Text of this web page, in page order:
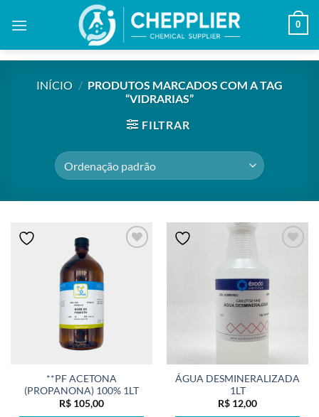
0
INÍCIO / PRODUTOS MARCADOS COM A TAG
“VIDRARIAS”
FILTRAR
**PF ACETONA
(PROPANONA) 100% 1LT
R$ 105,00
ÁGUA DESMINERALIZADA
1LT
R$ 12,00